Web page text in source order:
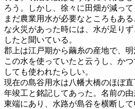
ろう。しかし、徐々に田畑が減っ
まだ農業用水が必要なところもあ
な火災があった時には、水が足り
したと聞いている。
郡上は江戸期から繭糸の産地で、
この水を使っていたと云うし、か
しても使われたらしい。
現在の島谷用水は八幡大橋のほぼ
年竣工と銘記してあった。名前の
東端にあり、水路が島谷を横断し